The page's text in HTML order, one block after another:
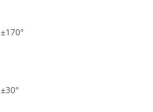
±170°
±30°